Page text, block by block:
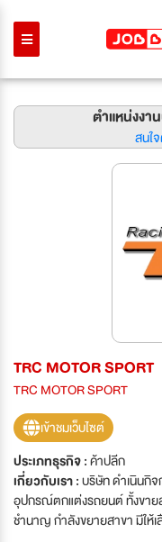
ตำแหน่งงา
สนใ
TRC MOTOR SPORT
TRC MOTOR SPORT
เข้าชมเว็บไซต์
ประเภทธุรกิจ :ค้าปลีก
เกี่ยวกับเรา :บริษัท ดำเนินกิ
อุปกรณ์ตกแต่งรถยนต์ ทั้งขาย
ชำนาญ กำลังขยายสาขา มีให้